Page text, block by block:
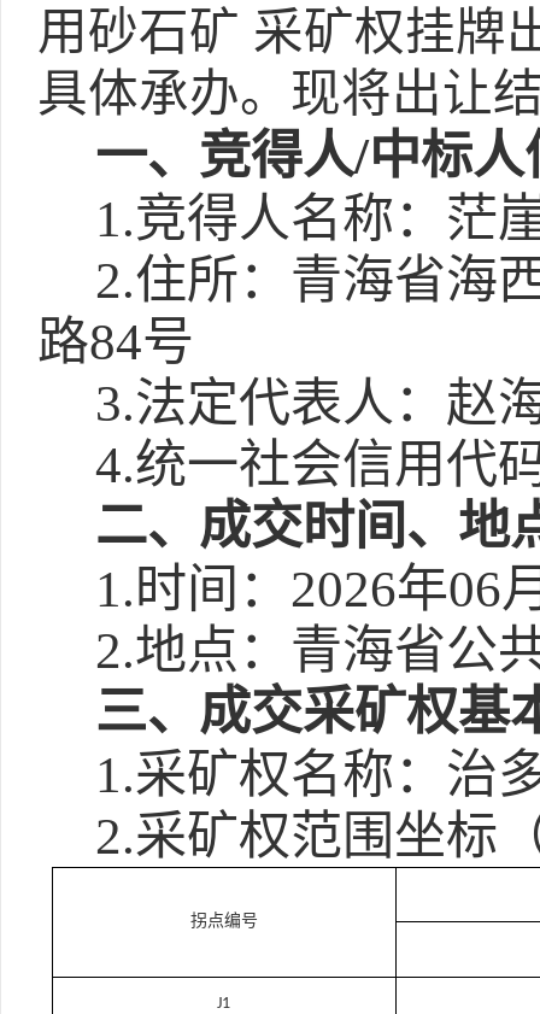
用砂石矿 采矿权挂牌
具体承办。现将出让
一、竞得人/中标人
1.竞得人名称：茫
2.住所：青海省海
路84号
3.法定代表人：赵
4.统一社会信用代
二、成交时间、地
1.时间：2026年06
2.地点：青海省公
三、成交采矿权基
1.采矿权名称：治
2.采矿权范围坐标
拐点编号
J1